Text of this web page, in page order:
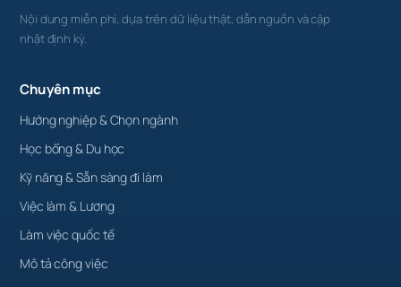
Nội dung miễn phí, dựa trên dữ liệu thật, dẫn nguồn và cập
nhật định kỳ.
Chuyên mục
Hướng nghiệp & Chọn ngành
Học bổng & Du học
Kỹ năng & Sẵn sàng đi làm
Việc làm & Lương
Làm việc quốc tế
Mô tả công việc